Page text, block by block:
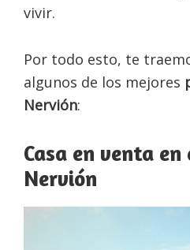
vivir.
Por todo esto, te
algunos de los mejores
Nervión:
Casa en venta
Nervión